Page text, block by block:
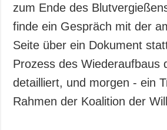
zum Ende des
finde ein Gespräch mit der
Seite über ein Dokument
Prozess des Wiederaufbaus
detailliert, und morgen - ein
Rahmen der Koalition der